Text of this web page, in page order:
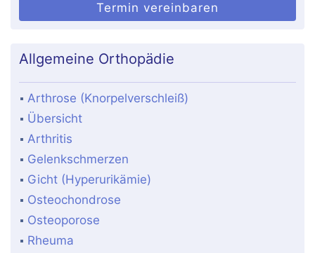
Termin vereinbaren
Allgemeine Orthopädie
Arthrose (Knorpelverschleiß)
Übersicht
Arthritis
Gelenkschmerzen
Gicht (Hyperurikämie)
Osteochondrose
Osteoporose
Rheuma